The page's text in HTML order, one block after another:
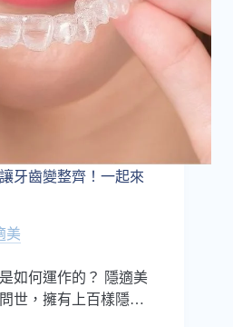
牙齒變整齊！一起來
美
如何運作的？ 隱適美
世，擁有上百樣隱…